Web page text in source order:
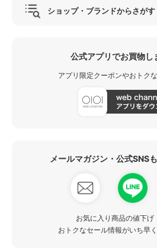
ショップ・ブランドからさがす
公式アプリでお買物し
アプリ限定クーポンやおトク
メールマガジン・公式SNS
お気に入り商品の値下げ
おトクなセール情報がいち早